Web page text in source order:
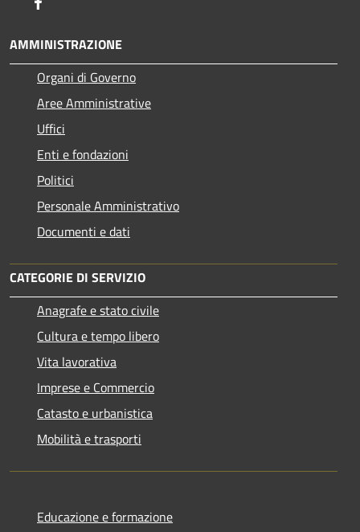
AMMINISTRAZIONE
Organi di Governo
Aree Amministrative
Uffici
Enti e fondazioni
Politici
Personale Amministrativo
Documenti e dati
CATEGORIE DI SERVIZIO
Anagrafe e stato civile
Cultura e tempo libero
Vita lavorativa
Imprese e Commercio
Catasto e urbanistica
Mobilità e trasporti
Educazione e formazione